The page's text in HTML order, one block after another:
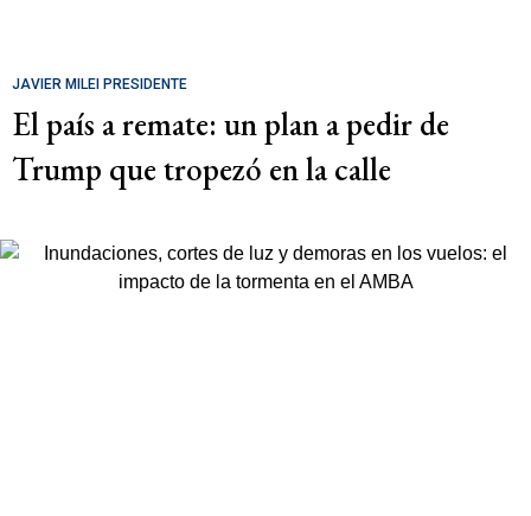
JAVIER MILEI PRESIDENTE
El país a remate: un plan a pedir de
Trump que tropezó en la calle